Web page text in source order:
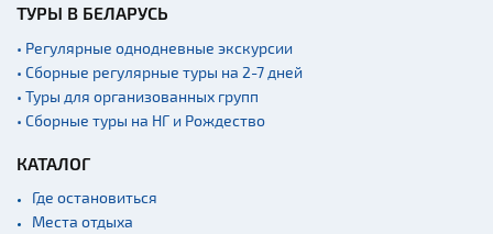
ТУРЫ В БЕЛАРУСЬ
• Регулярные однодневные экскурсии
• Сборные регулярные туры на 2-7 дней
• Туры для организованных групп
• Сборные туры на НГ и Рождество
КАТАЛОГ
Где остановиться
Места отдыха